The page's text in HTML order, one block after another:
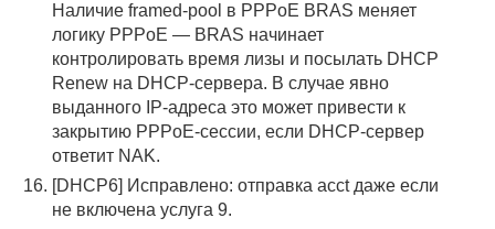
Наличие framed-pool в PPPoE BRAS меняет
логику PPPoE — BRAS начинает
контролировать время лизы и посылать DHCP
Renew на DHCP-сервера. В случае явно
выданного IP-адреса это может привести к
закрытию PPPoE-сессии, если DHCP-сервер
ответит NAK.
[DHCP6] Исправлено: отправка acct даже если
не включена услуга 9.